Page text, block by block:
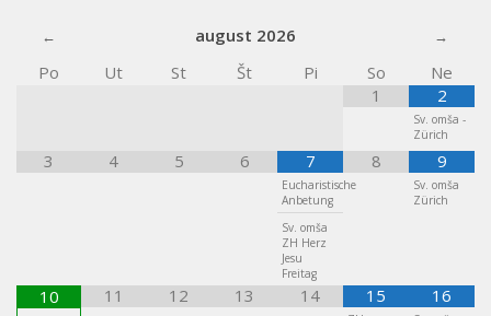
august 2026
Po
Ut St Št Pi So
Ne
1
2
Sv. omša -
Zürich
3 4 5 6 7
Eucharistische
Anbetung
Sv. omša
ZH Herz
Jesu
Freitag
8 9
Sv. omša
Zürich
10 11 12 13 14 15 16